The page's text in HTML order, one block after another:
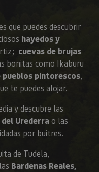
que puedes descubrir
hayedos y
cuevas de brujas
bonitas como Ikaburu
pueblos pintorescos,
te puedes alojar.
y descubre las
Urederrao las
por buitres.
de Tudela,
Bardenas Reales,